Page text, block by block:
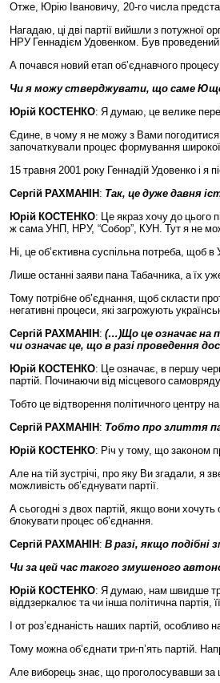
Отже, Юрію Івановичу, 20-го числа
Нагадаю, ці дві партії вийшли з потужної
НРУ Геннадієм Удовенком. Був проведений
А почався новий етап об’єднавчого процесу
Чи я можу стверджувати, що саме
Юрій КОСТЕНКО: Я думаю, це велике
Єдине, в чому я не можу з Вами погодитися
започаткували процес формування широкої
15 травня 2001 року Геннадій Удовенко і я
Сергій РАХМАНІН : Так, це дуже давня
Юрій КОСТЕНКО: Це якраз хочу до цього
ж сама УНП , НРУ, “Собор”, КУН. Тут я не
Ні, це об’єктивна суспільна потреба, щоб в
Лише останні заяви пана Табачника, а їх
Тому потрібне об’єднання, щоб скласти
негативні процеси, які загрожують
Сергій РАХМАНІН : (…)Що це означає на
чи означає це, що в разі проведення
Юрій КОСТЕНКО: Це означає, в першу
партій. Починаючи від місцевого
Тобто це відтворення політичного центру
Сергій РАХМАНІН : Тобто про злиття
Юрій КОСТЕНКО: Річ у тому, що законом
Але на тій зустрічі, про яку Ви згадали, я
можливість об’єднувати партії.
А сьогодні з двох партій, якщо вони хочуть
блокувати процес об’єднання.
Сергій РАХМАНІН : В разі, якщо подібні
Чи за цей час такого змушеного
Юрій КОСТЕНКО: Я думаю, нам швидше
віддзеркалює та чи інша політична партія, її
от роз’єднаність наших партій, особливо
Тому можна об’єднати три-п’ять партій.
Але виборець знає, що проголосувавши за